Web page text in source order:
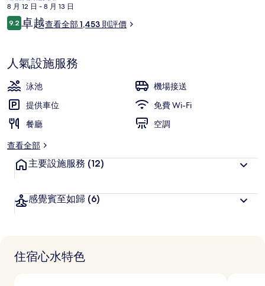
斯
酒
相
片
集
8 月 12 日 - 8 月 13 日
評
價
9.29.2 分，滿分 10 分，
卓越查看全部 1,453 則評價
人氣設施服務
泳池
機場接送
提供車位
免費 Wi-Fi
餐廳
空調
查看全部
主要設施服務 (12)
感覺賓至如歸 (6)
住宿心水特色